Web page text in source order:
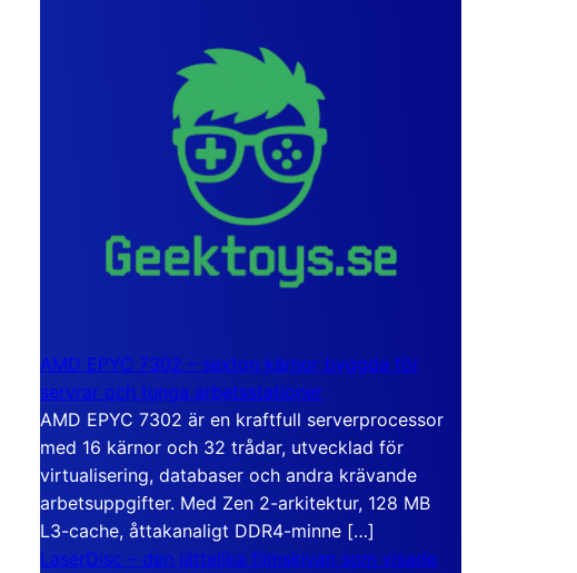
AMD EPYC 7302 – sexton kärnor byggda för
servrar och tunga arbetsstationer
AMD EPYC 7302 är en kraftfull serverprocessor
med 16 kärnor och 32 trådar, utvecklad för
virtualisering, databaser och andra krävande
arbetsuppgifter. Med Zen 2-arkitektur, 128 MB
L3-cache, åttakanaligt DDR4-minne […]
LaserDisc – den jättelika filmskivan som visade